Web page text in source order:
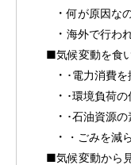
何が原因な
海外で行わ
■気候変動を食
･電力消費を
･環境負荷
･石油資源
・ごみを減
■気候変動から